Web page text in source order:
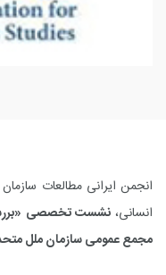
انجمن ایرانی مطالعات
انسانی،
مجمع عمومی سازمان ملل